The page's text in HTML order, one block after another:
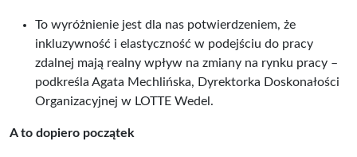
To wyróżnienie jest dla nas potwierdzeniem, że
inkluzywność i elastyczność w podejściu do pracy
zdalnej mają realny wpływ na zmiany na rynku pracy –
podkreśla Agata Mechlińska, Dyrektorka Doskonałości
Organizacyjnej w LOTTE Wedel.
A to dopiero początek